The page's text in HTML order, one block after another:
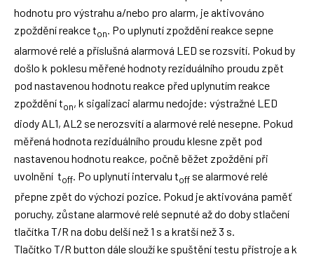
hodnotu pro výstrahu a/nebo pro alarm, je aktivováno
zpoždění reakce ton . Po uplynutí zpoždění reakce sepne
alarmové relé a příslušná alarmová LED se rozsvítí. Pokud by
došlo k poklesu měřené hodnoty reziduálního proudu zpět
pod nastavenou hodnotu reakce před uplynutím reakce
zpoždění ton, k sigalizaci alarmu nedojde: výstražné LED
diody AL1, AL2 se nerozsvítí a alarmové relé nesepne. Pokud
měřená hodnota reziduálního proudu klesne zpět pod
nastavenou hodnotu reakce, počně běžet zpoždění při
uvolnění toff. Po uplynutí intervalu toff se alarmové relé
přepne zpět do výchozí pozice. Pokud je aktivována paměť
poruchy, zůstane alarmové relé sepnuté až do doby stlačení
tlačítka T/R na dobu delší než 1 s a kratší než 3 s.
Tlačítko T/R button dále slouží ke spuštění testu přístroje a k